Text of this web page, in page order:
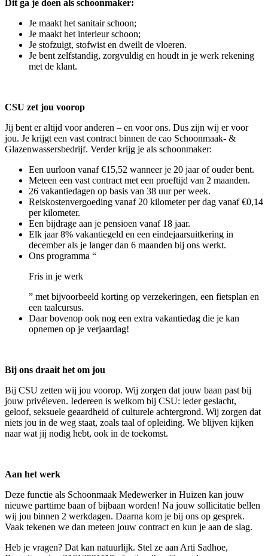
Dit ga je doen als schoonmaker:
Je maakt het sanitair schoon;
Je maakt het interieur schoon;
Je stofzuigt, stofwist en dweilt de vloeren.
Je bent zelfstandig, zorgvuldig en houdt in je werk rekening
met de klant.
CSU zet jou voorop
Jij bent er altijd voor anderen – en voor ons. Dus zijn wij er voor
jou. Je krijgt een vast contract binnen de cao Schoonmaak- &
Glazenwassersbedrijf. Verder krijg je als schoonmaker:
Een uurloon vanaf €15,52 wanneer je 20 jaar of ouder bent.
Meteen een vast contract met een proeftijd van 2 maanden.
26 vakantiedagen op basis van 38 uur per week.
Reiskostenvergoeding vanaf 20 kilometer per dag vanaf €0,14
per kilometer.
Een bijdrage aan je pensioen vanaf 18 jaar.
Elk jaar 8% vakantiegeld en een eindejaarsuitkering in
december als je langer dan 6 maanden bij ons werkt.
Ons programma “
Fris in je werk
” met bijvoorbeeld korting op verzekeringen, een fietsplan en
een taalcursus.
Daar bovenop ook nog een extra vakantiedag die je kan
opnemen op je verjaardag!
Bij ons draait het om jou
Bij CSU zetten wij jou voorop. Wij zorgen dat jouw baan past bij
jouw privéleven. Iedereen is welkom bij CSU: ieder geslacht,
geloof, seksuele geaardheid of culturele achtergrond. Wij zorgen dat
niets jou in de weg staat, zoals taal of opleiding. We blijven kijken
naar wat jij nodig hebt, ook in de toekomst.
Aan het werk
Deze functie als Schoonmaak Medewerker in Huizen kan jouw
nieuwe parttime baan of bijbaan worden! Na jouw sollicitatie bellen
wij jou binnen 2 werkdagen. Daarna kom je bij ons op gesprek.
Vaak tekenen we dan meteen jouw contract en kun je aan de slag.
Heb je vragen? Dat kan natuurlijk. Stel ze aan Arti Sadhoe,